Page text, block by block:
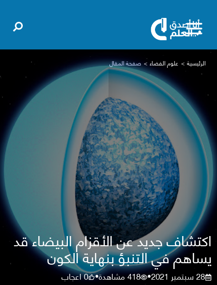
الرئيسية علوم الفضاء صفحة المقال
اكتشاف جديد عن الأقزام البيضاء قد
يساهم في التنبؤ بنهاية الكون
28 سبتمبر 2021 •
418مشاهدة•
0اعجاب